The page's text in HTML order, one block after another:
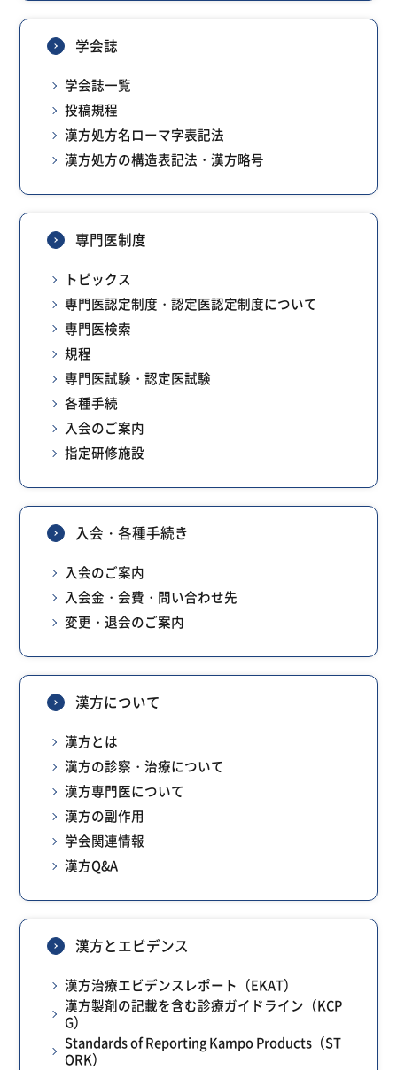
学会誌
学会誌一覧
投稿規程
漢方処方名ローマ字表記法
漢方処方の構造表記法・漢方略号
専門医制度
トピックス
専門医認定制度・認定医認定制度について
専門医検索
規程
専門医試験・認定医試験
各種手続
入会のご案内
指定研修施設
入会・各種手続き
入会のご案内
入会金・会費・問い合わせ先
変更・退会のご案内
漢方について
漢方とは
漢方の診察・治療について
漢方専門医について
漢方の副作用
学会関連情報
漢方Q&A
漢方とエビデンス
漢方治療エビデンスレポート（EKAT）
漢方製剤の記載を含む診療ガイドライン（KCP
G）
Standards of Reporting Kampo Products（ST
ORK）